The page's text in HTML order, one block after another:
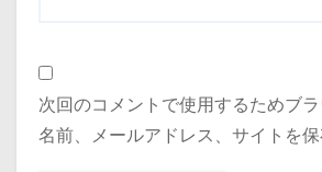
次回のコメントで使用するためブ
名前、メールアドレス、サイトを保